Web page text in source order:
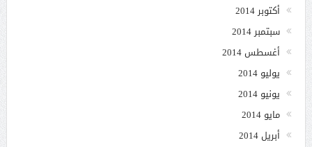
أكتوبر 2014
سبتمبر 2014
أغسطس 2014
يوليو 2014
يونيو 2014
مايو 2014
أبريل 2014